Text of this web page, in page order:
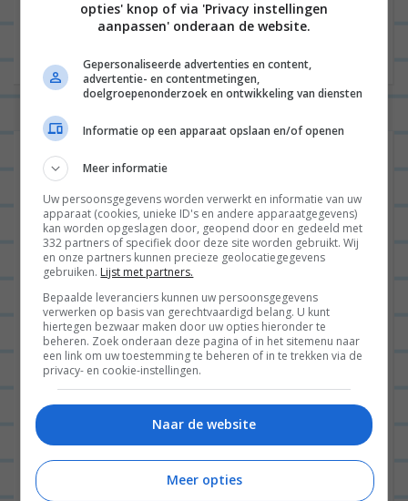
opties' knop of via 'Privacy instellingen
aanpassen' onderaan de website.
Gepersonaliseerde advertenties en content,
advertentie- en contentmetingen,
doelgroepenonderzoek en ontwikkeling van diensten
Informatie op een apparaat opslaan en/of openen
Meer informatie
Uw persoonsgegevens worden verwerkt en informatie van uw
apparaat (cookies, unieke ID's en andere apparaatgegevens)
kan worden opgeslagen door, geopend door en gedeeld met
332 partners of specifiek door deze site worden gebruikt. Wij
en onze partners kunnen precieze geolocatiegegevens
gebruiken. Lijst met partners.
Bepaalde leveranciers kunnen uw persoonsgegevens
verwerken op basis van gerechtvaardigd belang. U kunt
hiertegen bezwaar maken door uw opties hieronder te
beheren. Zoek onderaan deze pagina of in het sitemenu naar
een link om uw toestemming te beheren of in te trekken via de
privacy- en cookie-instellingen.
Naar de website
Meer opties